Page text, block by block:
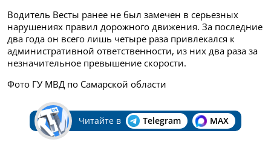
Водитель Весты ранее не был замечен в серьезных
нарушениях правил дорожного движения. За последние
два года он всего лишь четыре раза привлекался к
административной ответственности, из них два раза за
незначительное превышение скорости.
Фото ГУ МВД по Самарской области
Читайте в Telegram MAX